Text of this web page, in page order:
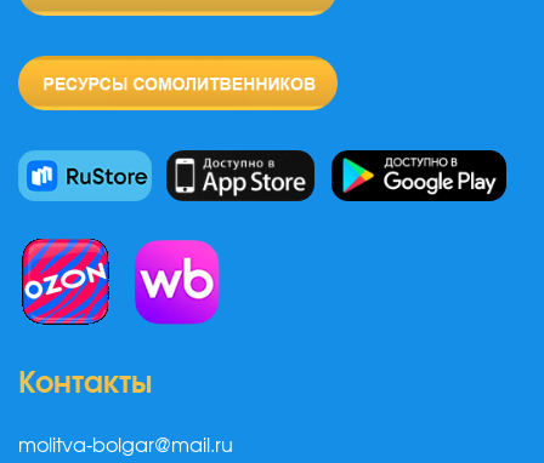
Контакты
molitva-bolgar@mail.ru